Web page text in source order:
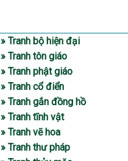
» Tranh bộ hiện đại
» Tranh tôn giáo
» Tranh phật giáo
» Tranh cổ điển
» Tranh gắn đồng hồ
» Tranh tĩnh vật
» Tranh vẽ hoa
» Tranh thư pháp